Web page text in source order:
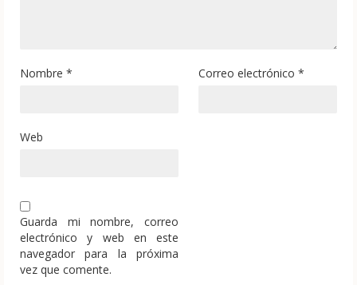
Nombre * Correo electrónico *
Web
Guarda mi nombre, correo
electrónico y web en este
navegador para la próxima
vez que comente.